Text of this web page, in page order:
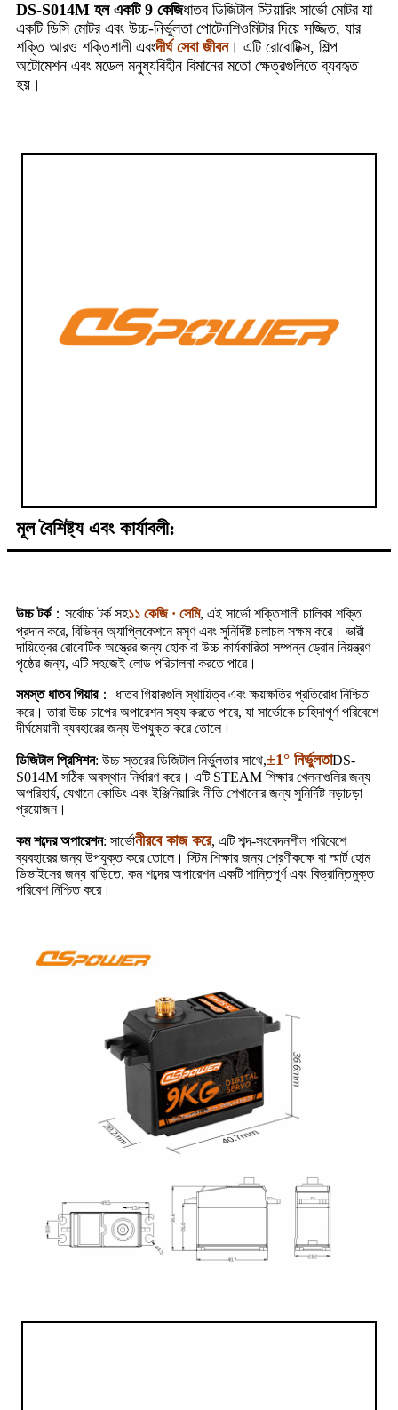
DS-S014M হল একটি 9 কেজিধাতব ডিজিটাল স্টিয়ারিং সার্ভো মোটর যা
একটি ডিসি মোটর এবং উচ্চ-নির্ভুলতা পোটেনশিওমিটার দিয়ে সজ্জিত, যার
শক্তি আরও শক্তিশালী এবংদীর্ঘ সেবা জীবন। এটি রোবোটিক্স, শিল্প
অটোমেশন এবং মডেল মনুষ্যবিহীন বিমানের মতো ক্ষেত্রগুলিতে ব্যবহৃত
হয়।
মূল বৈশিষ্ট্য এবং কার্যাবলী:
উচ্চ টর্ক：সর্বোচ্চ টর্ক সহ১১ কেজি · সেমি, এই সার্ভো শক্তিশালী চালিকা শক্তি
প্রদান করে, বিভিন্ন অ্যাপ্লিকেশনে মসৃণ এবং সুনির্দিষ্ট চলাচল সক্ষম করে। ভারী
দায়িত্বের রোবোটিক অস্ত্রের জন্য হোক বা উচ্চ কার্যকারিতা সম্পন্ন ড্রোন নিয়ন্ত্রণ
পৃষ্ঠের জন্য, এটি সহজেই লোড পরিচালনা করতে পারে।
সমস্ত ধাতব গিয়ার： ধাতব গিয়ারগুলি স্থায়িত্ব এবং ক্ষয়ক্ষতির প্রতিরোধ নিশ্চিত
করে। তারা উচ্চ চাপের অপারেশন সহ্য করতে পারে, যা সার্ভোকে চাহিদাপূর্ণ পরিবেশে
দীর্ঘমেয়াদী ব্যবহারের জন্য উপযুক্ত করে তোলে।
ডিজিটাল প্রিসিশন: উচ্চ স্তরের ডিজিটাল নির্ভুলতার সাথে,±1° নির্ভুলতাDS-
S014M সঠিক অবস্থান নির্ধারণ করে। এটি STEAM শিক্ষার খেলনাগুলির জন্য
অপরিহার্য, যেখানে কোডিং এবং ইঞ্জিনিয়ারিং নীতি শেখানোর জন্য সুনির্দিষ্ট নড়াচড়া
প্রয়োজন।
কম শব্দের অপারেশন: সার্ভোনীরবে কাজ করে, এটি শব্দ-সংবেদনশীল পরিবেশে
ব্যবহারের জন্য উপযুক্ত করে তোলে। স্টিম শিক্ষার জন্য শ্রেণীকক্ষে বা স্মার্ট হোম
ডিভাইসের জন্য বাড়িতে, কম শব্দের অপারেশন একটি শান্তিপূর্ণ এবং বিভ্রান্তিমুক্ত
পরিবেশ নিশ্চিত করে।